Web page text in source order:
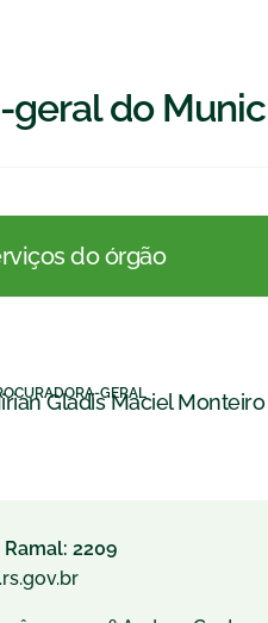
geral do
do órgão
GERAL
Gladis Maciel Monteiro
Ramal: 2209